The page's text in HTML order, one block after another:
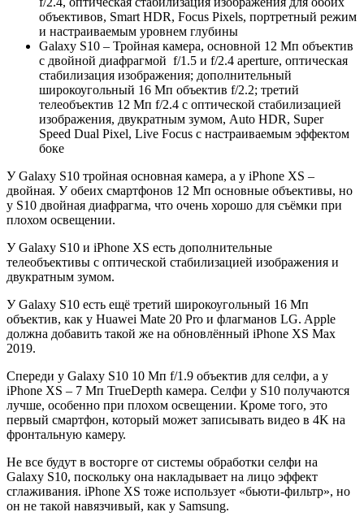
объективов, Smart HDR, Focus Pixels, портретный режим
и настраиваемым уровнем глубины
Galaxy S10 – Тройная камера, основной 12 Мп объектив
с двойной диафрагмой f/1.5 и f/2.4 aperture, оптическая
стабилизация изображения; дополнительный
широкоугольный 16 Мп объектив f/2.2; третий
телеобъектив 12 Мп f/2.4 с оптической стабилизацией
изображения, двукратным зумом, Auto HDR, Super
Speed Dual Pixel, Live Focus с настраиваемым эффектом
боке
У Galaxy S10 тройная основная камера, а у iPhone XS –
двойная. У обеих смартфонов 12 Мп основные объективы, но
у S10 двойная диафрагма, что очень хорошо для съёмки при
плохом освещении.
У Galaxy S10 и iPhone XS есть дополнительные
телеобъективы с оптической стабилизацией изображения и
двукратным зумом.
У Galaxy S10 есть ещё третий широкоугольный 16 Мп
объектив, как у Huawei Mate 20 Pro и флагманов LG. Apple
должна добавить такой же на обновлённый iPhone XS Max
2019.
Спереди у Galaxy S10 10 Мп f/1.9 объектив для селфи, а у
iPhone XS – 7 Мп TrueDepth камера. Селфи у S10 получаются
лучше, особенно при плохом освещении. Кроме того, это
первый смартфон, который может записывать видео в 4K на
фронтальную камеру.
Не все будут в восторге от системы обработки селфи на
Galaxy S10, поскольку она накладывает на лицо эффект
сглаживания. iPhone XS тоже использует «бьюти-фильтр», но
он не такой навязчивый, как у Samsung.